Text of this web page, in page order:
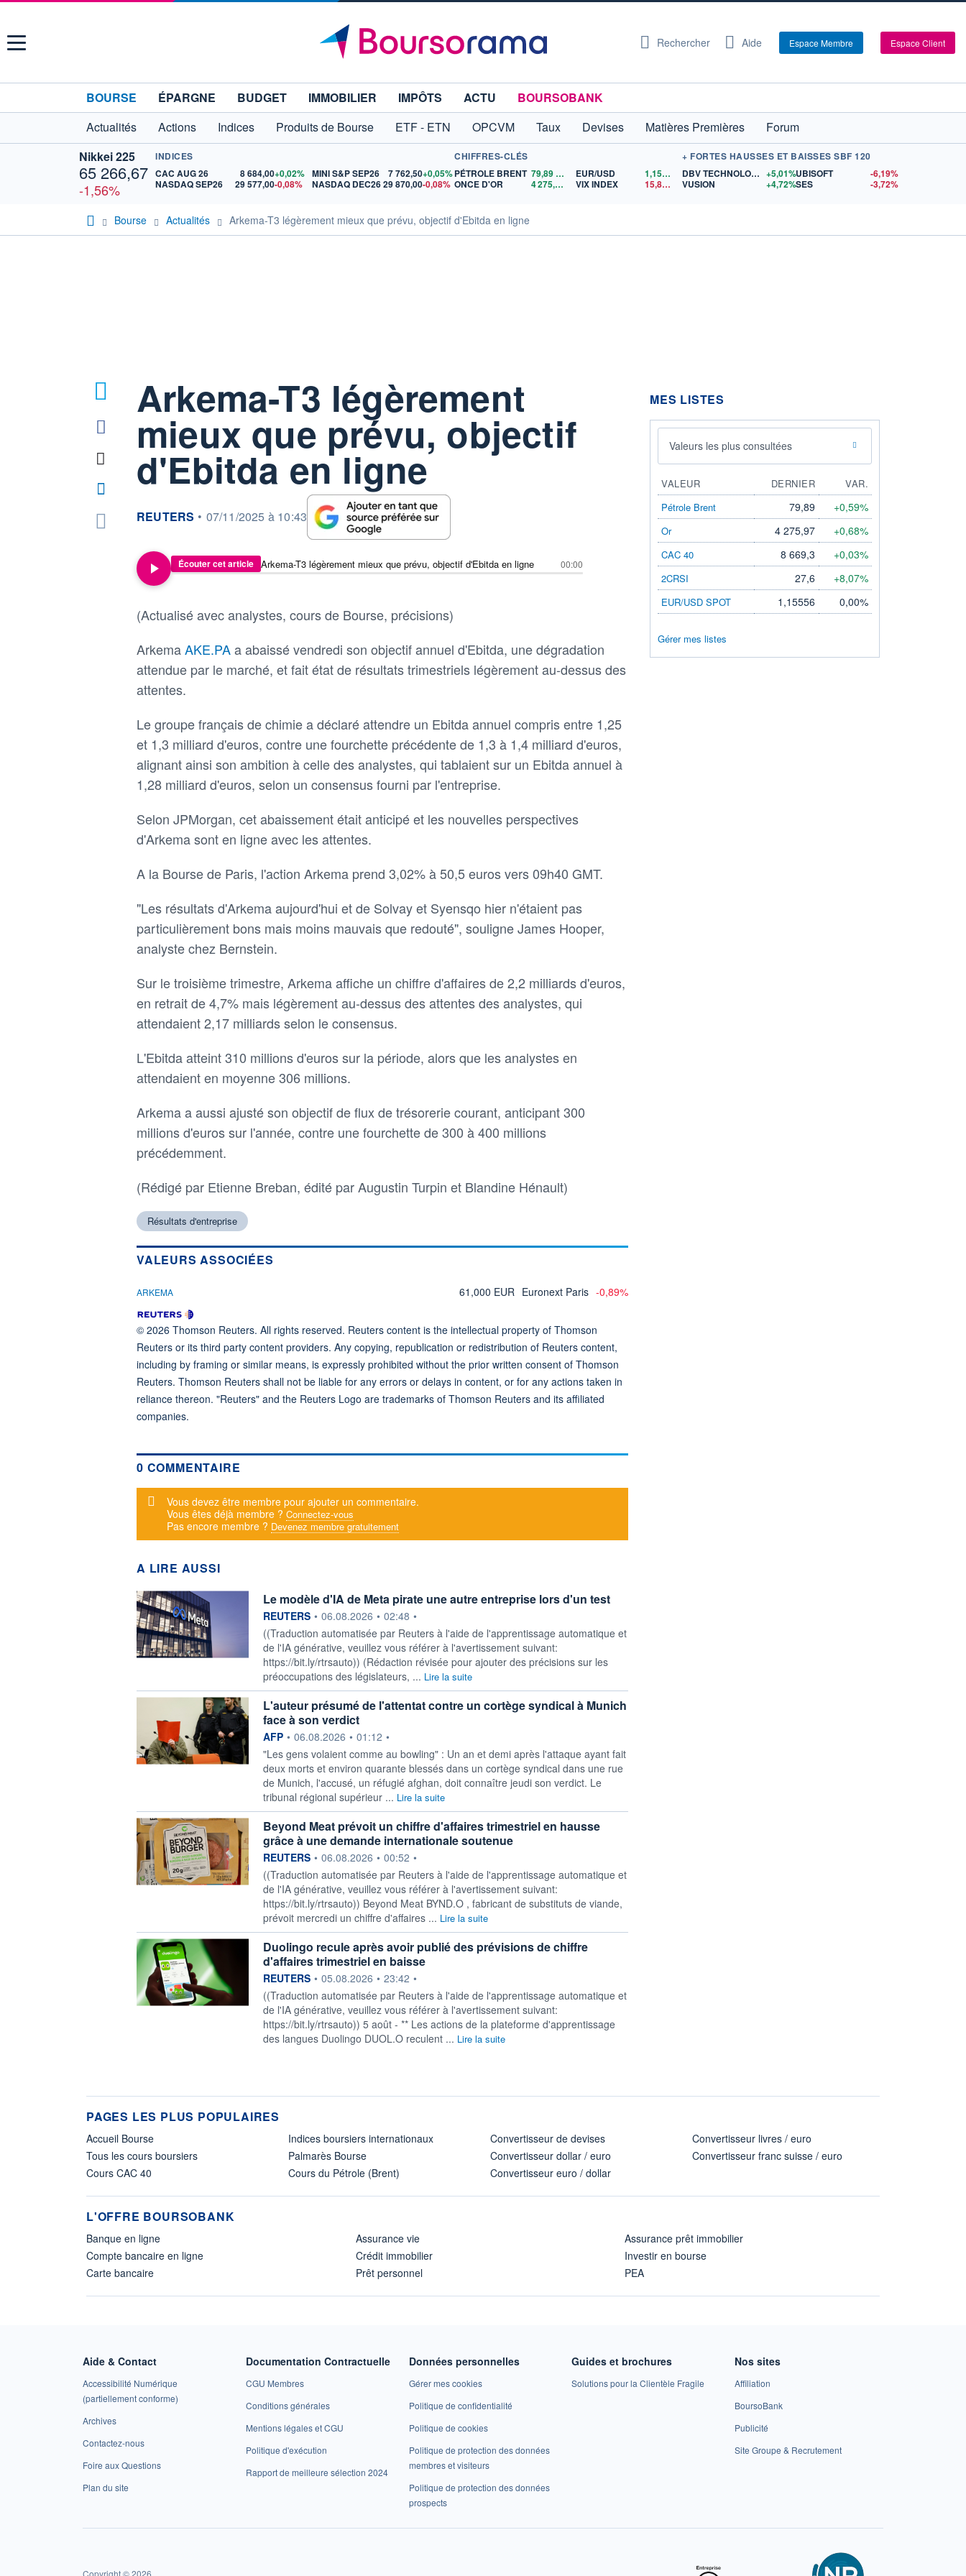
Menu Rechercher Aide Espace Membre Espace Client
BOURSE ÉPARGNE BUDGET IMMOBILIER IMPÔTS ACTU
BOURSOBANK
Actualités
Actions Indices Produits de Bourse ETF - ETN OPCVM Taux Devises Matières Premières
Forum
Nikkei 225
65 266,67
-1,56%
INDICES
CAC AUG 26
8 684,00+0,02%
NASDAQ SEP26
29 577,00-0,08%
MINI S&P SEP26 7 762,50+0,05%
NASDAQ DEC2629 870,00-0,08%
CHIFFRES-CLÉS
PÉTROLE BRENT 79,89
ONCE D'OR
4 275,97 $US
EUR/USD 1,1558
$US
VIX INDEX
15,81$US
+ FORTES HAUSSES ET BAISSES SBF 120
DBV TECHNOLOGIES +5,01%
VUSION
+4,72%
UBISOFT
-6,19%
SES
-3,72%
Bourse Actualités Arkema-T3 légèrement mieux que prévu, objectif d'Ebitda en ligne
Arkema-T3 légèrement
mieux que prévu, objectif
d'Ebitda en ligne
information fournie par
REUTERS • 07/11/2025 à 10:43
Écouter cet article Arkema-T3 légèrement mieux que prévu, objectif d'Ebitda en ligne 00:00
(Actualisé avec analystes, cours de Bourse, précisions)
ArkemaAKE.PAa abaissé vendredi son objectif annuel d'Ebitda, une dégradation
attendue par le marché, et fait état de résultats trimestriels légèrement au-dessus des
attentes.
Le groupe français de chimie a déclaré attendre un Ebitda annuel compris entre 1,25
et 1,3 milliard d'euros, contre une fourchette précédente de 1,3 à 1,4 milliard d'euros,
alignant ainsi son ambition à celle des analystes, qui tablaient sur un Ebitda annuel à
1,28 milliard d'euros, selon un consensus fourni par l'entreprise.
Selon JPMorgan, cet abaissement était anticipé et les nouvelles perspectives
d'Arkema sont en ligne avec les attentes.
A la Bourse de Paris, l'action Arkema prend 3,02% à 50,5 euros vers 09h40 GMT.
"Les résultats d'Arkema aujourd'hui et de Solvay et Syensqo hier n'étaient pas
particulièrement bons mais moins mauvais que redouté", souligne James Hooper,
analyste chez Bernstein.
Sur le troisième trimestre, Arkema affiche un chiffre d'affaires de 2,2 milliards d'euros,
en retrait de 4,7% mais légèrement au-dessus des attentes des analystes, qui
attendaient 2,17 milliards selon le consensus.
L'Ebitda atteint 310 millions d'euros sur la période, alors que les analystes en
attendaient en moyenne 306 millions.
Arkema a aussi ajusté son objectif de flux de trésorerie courant, anticipant 300
millions d'euros sur l'année, contre une fourchette de 300 à 400 millions
précédemment.
(Rédigé par Etienne Breban, édité par Augustin Turpin et Blandine Hénault)
Résultats d'entreprise
VALEURS ASSOCIÉES
ARKEMA 61,000 EUR Euronext Paris -0,89%
© 2026 Thomson Reuters. All rights reserved. Reuters content is the intellectual property of Thomson
Reuters or its third party content providers. Any copying, republication or redistribution of Reuters content,
including by framing or similar means, is expressly prohibited without the prior written consent of Thomson
Reuters. Thomson Reuters shall not be liable for any errors or delays in content, or for any actions taken in
reliance thereon. "Reuters" and the Reuters Logo are trademarks of Thomson Reuters and its affiliated
companies.
0 COMMENTAIRE
Message d'alerte
Vous devez être membre pour ajouter un commentaire.
Vous êtes déjà membre ? Connectez-vous
Pas encore membre ? Devenez membre gratuitement
A LIRE AUSSI
Le modèle d'IA de Meta pirate une autre entreprise lors d'un test
information fournie par
REUTERS • 06.08.2026 • 02:48 •
((Traduction automatisée par Reuters à l'aide de l'apprentissage automatique et
de l'IA générative, veuillez vous référer à l'avertissement suivant:
https://bit.ly/rtrsauto)) (Rédaction révisée pour ajouter des précisions sur les
préoccupations des législateurs, ... Lire la suite
L'auteur présumé de l'attentat contre un cortège syndical à Munich
face à son verdict
information fournie par
AFP • 06.08.2026 • 01:12 •
"Les gens volaient comme au bowling" : Un an et demi après l'attaque ayant fait
deux morts et environ quarante blessés dans un cortège syndical dans une rue
de Munich, l'accusé, un réfugié afghan, doit connaître jeudi son verdict. Le
tribunal régional supérieur ... Lire la suite
Beyond Meat prévoit un chiffre d'affaires trimestriel en hausse
grâce à une demande internationale soutenue
information fournie par
REUTERS • 06.08.2026 • 00:52 •
((Traduction automatisée par Reuters à l'aide de l'apprentissage automatique et
de l'IA générative, veuillez vous référer à l'avertissement suivant:
https://bit.ly/rtrsauto)) Beyond Meat BYND.O , fabricant de substituts de viande,
prévoit mercredi un chiffre d'affaires ... Lire la suite
Duolingo recule après avoir publié des prévisions de chiffre
d'affaires trimestriel en baisse
information fournie par
REUTERS • 05.08.2026 • 23:42 •
((Traduction automatisée par Reuters à l'aide de l'apprentissage automatique et
de l'IA générative, veuillez vous référer à l'avertissement suivant:
https://bit.ly/rtrsauto)) 5 août - ** Les actions de la plateforme d'apprentissage
des langues Duolingo DUOL.O reculent ... Lire la suite
MES LISTES
Valeurs les plus consultées
VALEUR DERNIER
VAR.
Pétrole Brent
79,89 +0,59%
Or 4 275,97 +0,68%
CAC 40 8 669,3 +0,03%
2CRSI 27,6 +8,07%
EUR/USD SPOT 1,15556 0,00%
Gérer mes listes
PAGES LES PLUS POPULAIRES
Accueil Bourse
Tous les cours boursiers
Cours CAC 40
Indices boursiers internationaux
Palmarès Bourse
Cours du Pétrole (Brent)
Convertisseur de devises
Convertisseur dollar / euro
Convertisseur euro / dollar
Convertisseur livres / euro
Convertisseur franc suisse / euro
L'OFFRE BOURSOBANK
Banque en ligne
Compte bancaire en ligne
Carte bancaire
Assurance vie
Crédit immobilier
Prêt personnel
Assurance prêt immobilier
Investir en bourse
PEA
Aide & Contact
Accessibilité Numérique
(partiellement conforme)
Archives
Contactez-nous
Foire aux Questions
Plan du site
Documentation Contractuelle
CGU Membres
Conditions générales
Mentions légales et CGU
Politique d'exécution
Rapport de meilleure sélection 2024
Données personnelles
Gérer mes cookies
Politique de confidentialité
Politique de cookies
Politique de protection des données
membres et visiteurs
Politique de protection des données
prospects
Guides et brochures
Solutions pour la Clientèle Fragile
Nos sites
Affiliation
BoursoBank
Publicité
Site Groupe & Recrutement